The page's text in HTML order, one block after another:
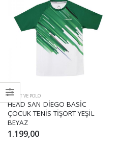
TIŞÖRT VE POLO
HEAD SAN DİEGO BASİC
ÇOCUK TENİS TİŞÖRT YEŞİL
BEYAZ
1.199,00